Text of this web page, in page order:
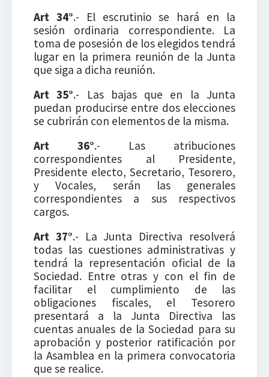
Art 34°.- El escrutinio se hará en la
sesión ordinaria correspondiente. La
toma de posesión de los elegidos tendrá
lugar en la primera reunión de la Junta
que siga a dicha reunión.
Art 35°.- Las bajas que en la Junta
puedan producirse entre dos elecciones
se cubrirán con elementos de la misma.
Art 36°.- Las atribuciones
correspondientes al Presidente,
Presidente electo, Secretario, Tesorero,
y Vocales, serán las generales
correspondientes a sus respectivos
cargos.
Art 37°.- La Junta Directiva resolverá
todas las cuestiones administrativas y
tendrá la representación oficial de la
Sociedad. Entre otras y con el fin de
facilitar el cumplimiento de las
obligaciones fiscales, el Tesorero
presentará a la Junta Directiva las
cuentas anuales de la Sociedad para su
aprobación y posterior ratificación por
la Asamblea en la primera convocatoria
que se realice.